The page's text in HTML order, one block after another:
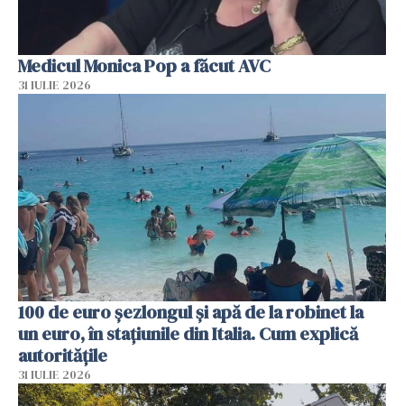
Medicul Monica Pop a făcut AVC
31 IULIE 2026
100 de euro șezlongul și apă de la robinet la
un euro, în stațiunile din Italia. Cum explică
autoritățile
31 IULIE 2026